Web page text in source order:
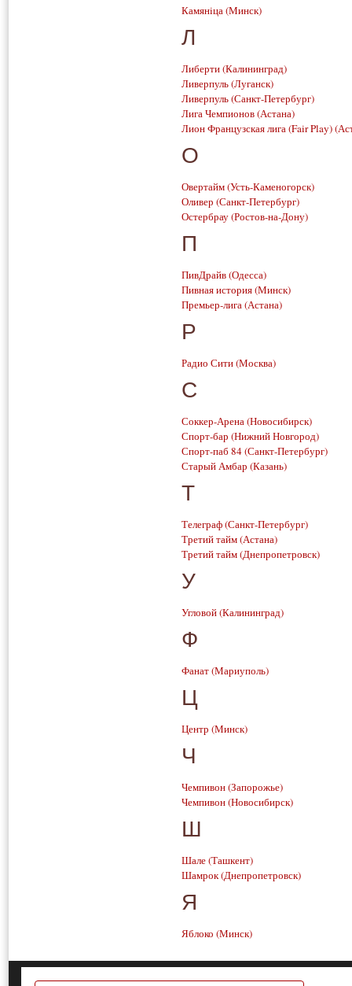
Камянiца(Минск)
Л
Либерти(Калининград)
Ливерпуль(Луганск)
Ливерпуль(Санкт-Петербург)
Лига Чемпионов(Астана)
Лион Французская лига (Fair Play)
О
Овертайм(Усть-Каменогорск)
Оливер (Санкт-Петербург)
Остербрау(Ростов-на-Дону)
П
ПивДрайв(Одесса)
Пивная история(Минск)
Премьер-лига(Астана)
Р
Радио Сити(Москва)
С
Соккер-Арена(Новосибирск)
Спорт-бар (Нижний Новгород)
Спорт-паб 84(Санкт-Петербург)
Старый Амбар (Казань)
Т
Телеграф(Санкт-Петербург)
Третий тайм(Астана)
Третий тайм(Днепропетровск)
У
Угловой(Калининград)
Ф
Фанат(Мариуполь)
Ц
Центр (Минск)
Ч
Чемпивон(Запорожье)
Чемпивон(Новосибирск)
Ш
Шале(Ташкент)
Шамрок(Днепропетровск)
Я
Яблоко (Минск)